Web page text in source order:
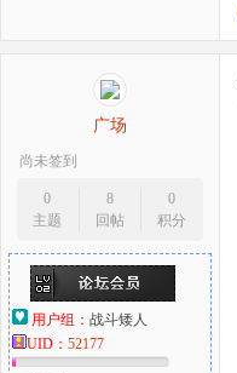
广场
尚未签到
0
主题
8
回帖
0
积分
用户组： 战斗矮人
UID： 52177